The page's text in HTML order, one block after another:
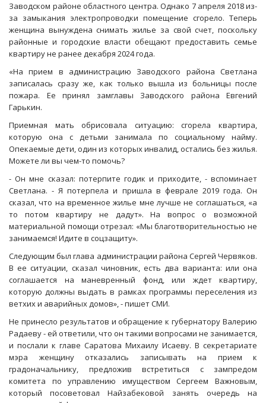
Заводском районе областного центра. Однако 7 апреля 2018 из-
за замыкания электропроводки помещение сгорело. Теперь
женщина вынуждена снимать жилье за свой счет, поскольку
районные и городские власти обещают предоставить семье
квартиру не ранее декабря 2024 года.
«На прием в администрацию Заводского района Светлана
записалась сразу же, как только вышла из больницы после
пожара. Ее принял замглавы Заводского района Евгений
Гарькин.
Приемная мать обрисовала ситуацию: сгорела квартира,
которую она с детьми занимала по социальному найму.
Опекаемые дети, один из которых инвалид, остались без жилья.
Можете ли вы чем-то помочь?
- Он мне сказал: потерпите годик и приходите, - вспоминает
Светлана. - Я потерпела и пришла в феврале 2019 года. Он
сказал, что на временное жилье мне лучше не соглашаться, «а
то потом квартиру не дадут». На вопрос о возможной
материальной помощи отрезал: «Мы благотворительностью не
занимаемся! Идите в соцзащиту».
Следующим был глава администрации района Сергей Червяков.
В ее ситуации, сказал чиновник, есть два варианта: или она
соглашается на маневренный фонд, или ждет квартиру,
которую должны выдать в рамках программы переселения из
ветхих и аварийных домов», - пишет СМИ.
Не принесло результатов и обращение к губернатору Валерию
Радаеву - ей ответили, что он такими вопросами не занимается,
и послали к главе Саратова Михаилу Исаеву. В секретариате
мэра женщину отказались записывать на прием к
градоначальнику, предложив встретиться с зампредом
комитета по управлению имуществом Сергеем Важновым,
который посоветовал Найзабековой занять очередь на